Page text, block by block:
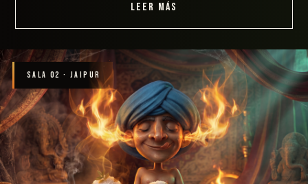
LEER MÁS
SALA 02 · JAIPUR